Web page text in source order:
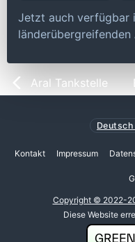
Jetzt auch verfügbar
länderübergreifenden
Aral Tankstelle
Deutsch
Kontakt Impressum
Copyright © 2022-
Diese Website